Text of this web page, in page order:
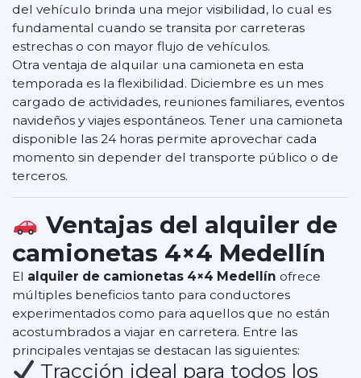
del vehículo brinda una mejor visibilidad, lo cual es
fundamental cuando se transita por carreteras
estrechas o con mayor flujo de vehículos.
Otra ventaja de alquilar una camioneta en esta
temporada es la flexibilidad. Diciembre es un mes
cargado de actividades, reuniones familiares, eventos
navideños y viajes espontáneos. Tener una camioneta
disponible las 24 horas permite aprovechar cada
momento sin depender del transporte público o de
terceros.
Ventajas del alquiler de
camionetas 4×4 Medellín
El alquiler de camionetas 4×4 Medellín ofrece
múltiples beneficios tanto para conductores
experimentados como para aquellos que no están
acostumbrados a viajar en carretera. Entre las
principales ventajas se destacan las siguientes:
Tracción ideal para todos los